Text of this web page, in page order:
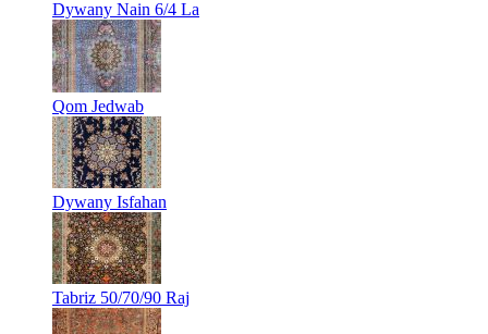
Dywany Nain 6/4 La
Qom Jedwab
Dywany Isfahan
Tabriz 50/70/90 Raj